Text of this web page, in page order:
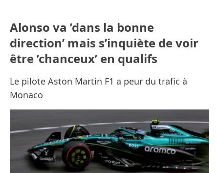
Alonso va ’dans la bonne
direction’ mais s’inquiète de voir
être ’chanceux’ en qualifs
Le pilote Aston Martin F1 a peur du trafic à
Monaco